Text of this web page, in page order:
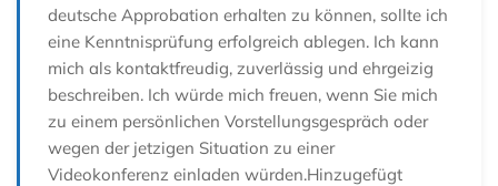
deutsche Approbation erhalten zu können, sollte ich
eine Kenntnisprüfung erfolgreich ablegen. Ich kann
mich als kontaktfreudig, zuverlässig und ehrgeizig
beschreiben. Ich würde mich freuen, wenn Sie mich
zu einem persönlichen Vorstellungsgespräch oder
wegen der jetzigen Situation zu einer
Videokonferenz einladen würden.Hinzugefügt